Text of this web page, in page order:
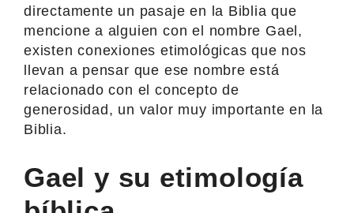
directamente un pasaje en la Biblia que
mencione a alguien con el nombre Gael,
existen conexiones etimológicas que nos
llevan a pensar que ese nombre está
relacionado con el concepto de
generosidad, un valor muy importante en la
Biblia.
Gael y su etimología